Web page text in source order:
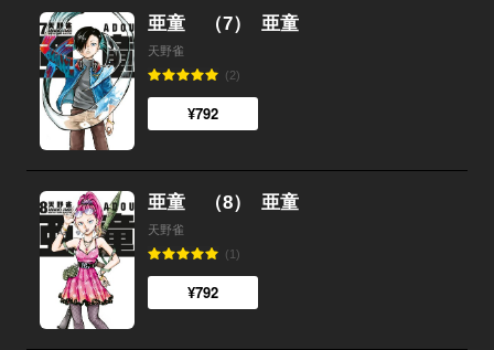
亜童 （7） 亜童
天野雀
(2)
¥792
亜童 （8） 亜童
天野雀
(1)
¥792